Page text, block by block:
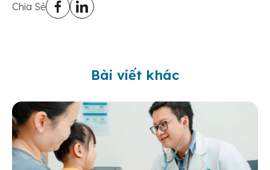
Chia Sẻ
Bài viết khác